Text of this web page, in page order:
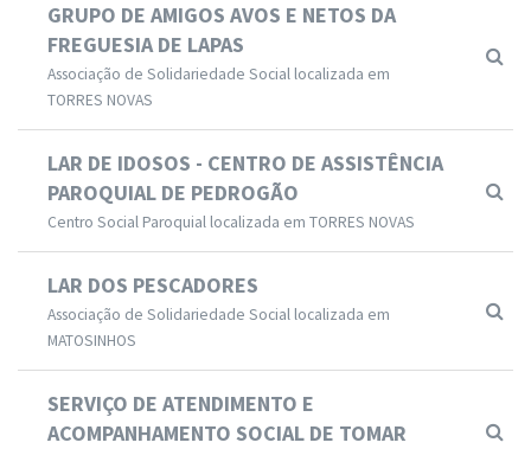
GRUPO DE AMIGOS AVOS E NETOS DA
FREGUESIA DE LAPAS
Associação de Solidariedade Social localizada em
TORRES NOVAS
LAR DE IDOSOS - CENTRO DE ASSISTÊNCIA
PAROQUIAL DE PEDROGÃO
Centro Social Paroquial localizada em TORRES NOVAS
LAR DOS PESCADORES
Associação de Solidariedade Social localizada em
MATOSINHOS
SERVIÇO DE ATENDIMENTO E
ACOMPANHAMENTO SOCIAL DE TOMAR